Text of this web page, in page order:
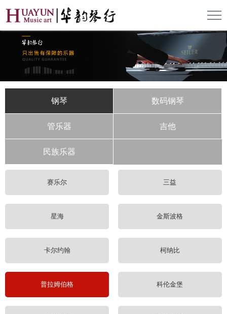
钢琴 数码钢琴
管乐器 吉他
民族乐器
赛乐尔 三益
星海 金斯波格
卡尔约翰 柯纳比
普拉姆伯格 科伦金堡